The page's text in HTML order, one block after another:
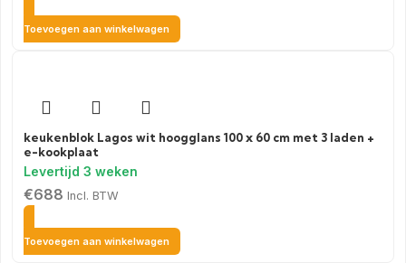
Toevoegen aan winkelwagen
keukenblok Lagos wit hoogglans 100 x 60 cm met 3 laden +
e-kookplaat
€688 Incl. BTW
Toevoegen aan winkelwagen